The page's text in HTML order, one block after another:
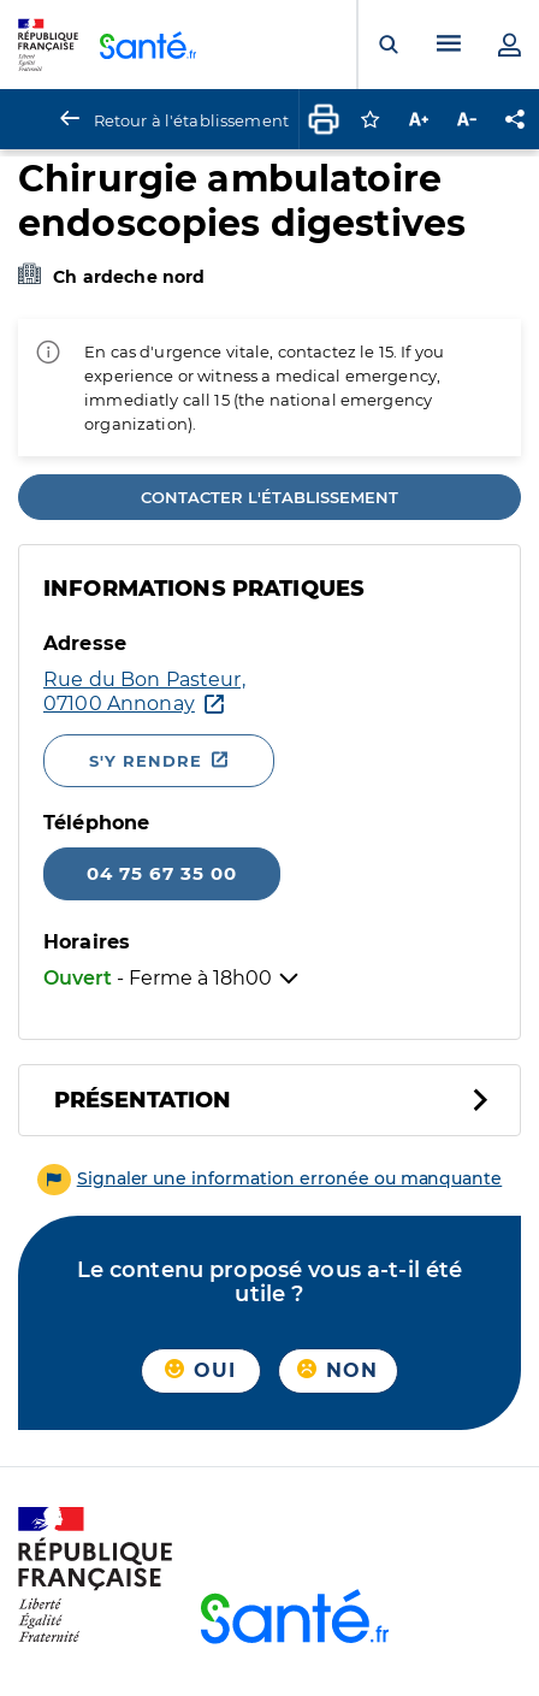
Ouvrir laMenu
Retour à l'établissement Connectez-vous
Augmenter la
Chirurgie ambulatoire
endoscopies digestives
Ch ardeche nord
En cas d'urgence vitale, contactez le 15. If you
experience or witness a medical emergency,
immediatly call 15 (the national emergency
organization).
CONTACTER L'ÉTABLISSEMENT
INFORMATIONS PRATIQUES
Adresse
Rue du Bon Pasteur,
07100 Annonay
S'Y RENDRE
Téléphone
04 75 67 35 00
Horaires
Ouvert - Ferme à 18h00
PRÉSENTATION
Signaler une information erronée ou manquante
Le contenu proposé vous a-t-il été
utile ?
OUI NON